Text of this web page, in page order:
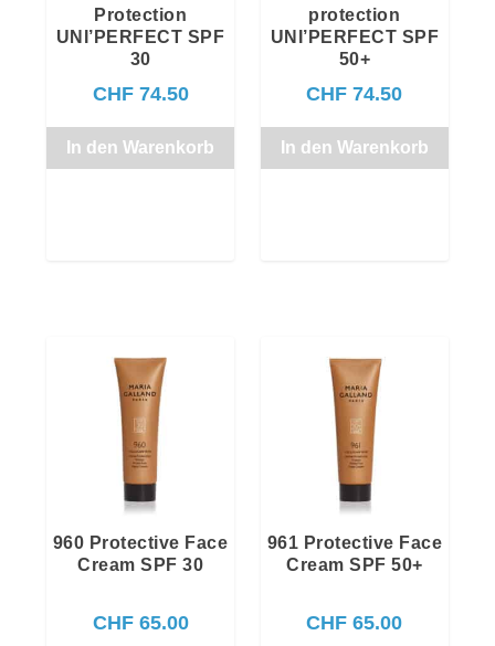
Protection
UNI’PERFECT SPF
30
CHF74.50
In den Warenkorb
protection
UNI’PERFECT SPF
50+
CHF 74.50
In den Warenkorb
960 Protective Face
Cream SPF 30
CHF65.00
961 Protective Face
Cream SPF 50+
CHF 65.00